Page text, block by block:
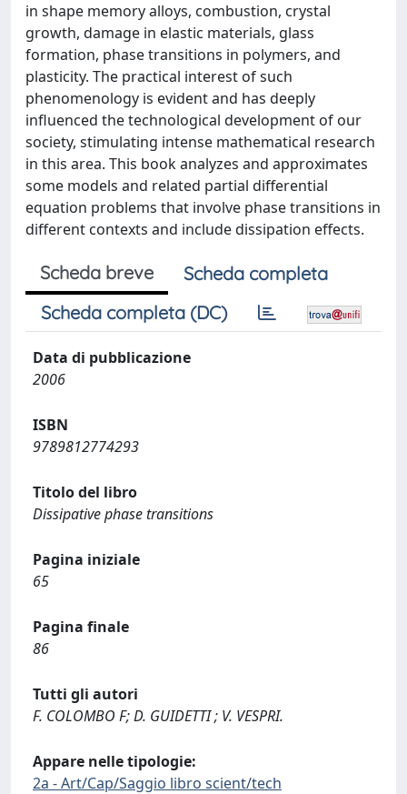
in shape memory alloys, combustion, crystal
growth, damage in elastic materials, glass
formation, phase transitions in polymers, and
plasticity. The practical interest of such
phenomenology is evident and has deeply
influenced the technological development of our
society, stimulating intense mathematical research
in this area. This book analyzes and approximates
some models and related partial differential
equation problems that involve phase transitions in
different contexts and include dissipation effects.
Scheda breve
Scheda completa
Scheda completa (DC)
Data di pubblicazione
2006
ISBN
9789812774293
Titolo del libro
Dissipative phase transitions
Pagina iniziale
65
Pagina finale
86
Tutti gli autori
F. COLOMBO F; D. GUIDETTI ; V. VESPRI.
Appare nelle tipologie:
2a - Art/Cap/Saggio libro scient/tech